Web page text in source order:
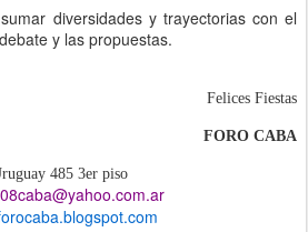
diversidades y trayectorias con el
y las propuestas.
Felices Fiestas
FORO CABA
485 3er piso